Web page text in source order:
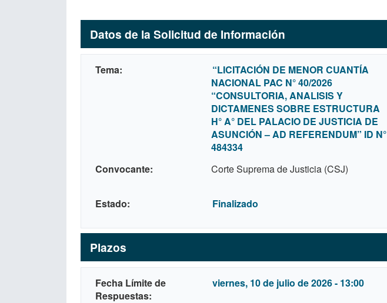
Datos de la Solicitud de Información
Tema
“LICITACIÓN DE MENOR CUANTÍA
NACIONAL PAC N° 40/2026
“CONSULTORIA, ANALISIS Y
DICTAMENES SOBRE ESTRUCTURA
H° A° DEL PALACIO DE JUSTICIA DE
ASUNCIÓN – AD REFERENDUM” ID N°
484334
Convocante
Corte Suprema de Justicia (CSJ)
Estado Finalizado
Plazos
Fecha Límite de
Respuestas
viernes, 10 de julio de 2026 - 13:00